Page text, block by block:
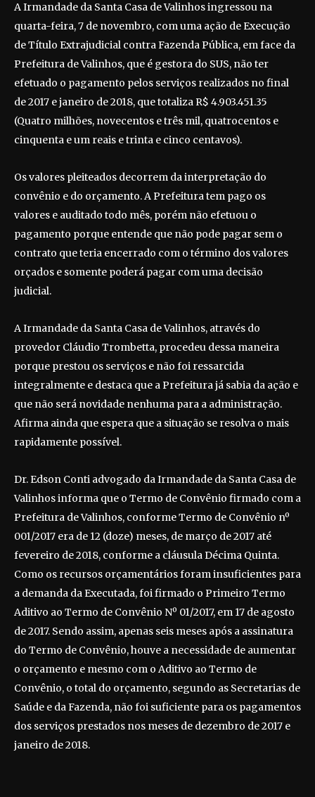
A Irmandade da Santa Casa de Valinhos ingressou na
quarta-feira, 7 de novembro, com uma ação de Execução
de Título Extrajudicial contra Fazenda Pública, em face da
Prefeitura de Valinhos, que é gestora do SUS, não ter
efetuado o pagamento pelos serviços realizados no final
de 2017 e janeiro de 2018, que totaliza R$ 4.903.451.35
(Quatro milhões, novecentos e três mil, quatrocentos e
cinquenta e um reais e trinta e cinco centavos).
Os valores pleiteados decorrem da interpretação do
convênio e do orçamento. A Prefeitura tem pago os
valores e auditado todo mês, porém não efetuou o
pagamento porque entende que não pode pagar sem o
contrato que teria encerrado com o término dos valores
orçados e somente poderá pagar com uma decisão
judicial.
A Irmandade da Santa Casa de Valinhos, através do
provedor Cláudio Trombetta, procedeu dessa maneira
porque prestou os serviços e não foi ressarcida
integralmente e destaca que a Prefeitura já sabia da ação e
que não será novidade nenhuma para a administração.
Afirma ainda que espera que a situação se resolva o mais
rapidamente possível.
Dr. Edson Conti advogado da Irmandade da Santa Casa de
Valinhos informa que o Termo de Convênio firmado com a
Prefeitura de Valinhos, conforme Termo de Convênio nº
001/2017 era de 12 (doze) meses, de março de 2017 até
fevereiro de 2018, conforme a cláusula Décima Quinta.
Como os recursos orçamentários foram insuficientes para
a demanda da Executada, foi firmado o Primeiro Termo
Aditivo ao Termo de Convênio Nº 01/2017, em 17 de agosto
de 2017. Sendo assim, apenas seis meses após a assinatura
do Termo de Convênio, houve a necessidade de aumentar
o orçamento e mesmo com o Aditivo ao Termo de
Convênio, o total do orçamento, segundo as Secretarias de
Saúde e da Fazenda, não foi suficiente para os pagamentos
dos serviços prestados nos meses de dezembro de 2017 e
janeiro de 2018.